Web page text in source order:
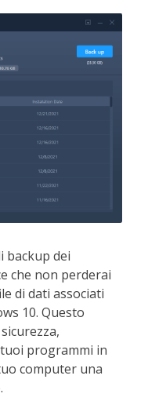
backup dei
che non perderai
di dati associati
10. Questo
programmi in
computer una